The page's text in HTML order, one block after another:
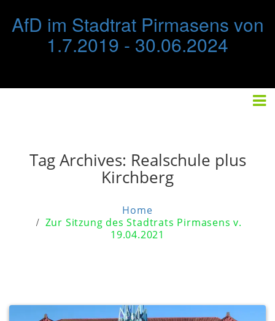
content
AfD im Stadtrat Pirmasens von
1.7.2019 - 30.06.2024
Tag Archives: Realschule plus
Kirchberg
Home
Zur Sitzung des Stadtrats Pirmasens v.
19.04.2021